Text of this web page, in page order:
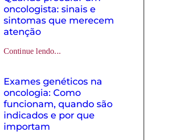
oncologista: sinais e
sintomas que merecem
atenção
Continue lendo...
Exames genéticos na
oncologia: Como
funcionam, quando são
indicados e por que
importam